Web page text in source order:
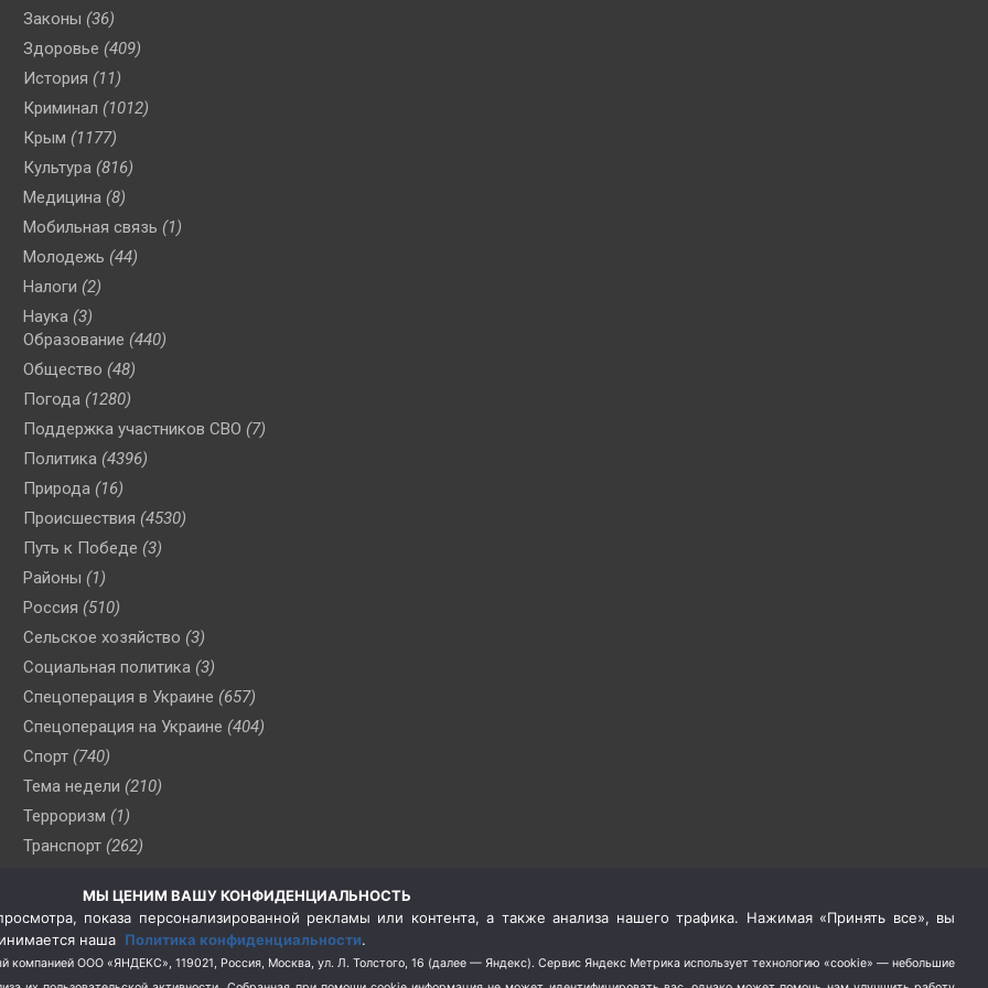
Законы (36)
Здоровье (409)
История (11)
Криминал (1012)
Крым (1177)
Культура (816)
Медицина (8)
Мобильная связь (1)
Молодежь (44)
Налоги (2)
Наука (3)
Образование (440)
Общество (48)
Погода (1280)
Поддержка участников СВО (7)
Политика (4396)
Природа (16)
Происшествия (4530)
Путь к Победе (3)
Районы (1)
Россия (510)
Сельское хозяйство (3)
Социальная политика (3)
Спецоперация в Украине (657)
Спецоперация на Украине (404)
Спорт (740)
Тема недели (210)
Терроризм (1)
Транспорт (262)
(76)
Цены (2)
Школа и спорт (2)
МЫ ЦЕНИМ ВАШУ КОНФИДЕНЦИАЛЬНОСТЬ
показа персонализированной рекламы или контента, а также анализа нашего трафика. Нажимая «Принять все», вы
наша Политика конфиденциальности.
компанией ООО «ЯНДЕКС», 119021, Россия, Москва, ул. Л. Толстого, 16 (далее — Яндекс). Сервис Яндекс Метрика использует технологию «cookie» — небольшие